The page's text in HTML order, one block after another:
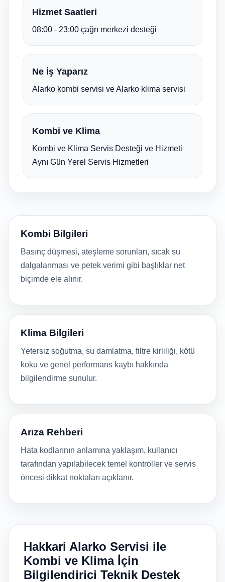
Hizmet Saatleri
08:00 - 23:00 çağrı merkezi desteği
Ne İş Yaparız
Alarko kombi servisi ve Alarko klima servisi
Kombi ve Klima
Kombi ve Klima Servis Desteği ve Hizmeti
Aynı Gün Yerel Servis Hizmetleri
Kombi Bilgileri
Basınç düşmesi, ateşleme sorunları, sıcak su
dalgalanması ve petek verimi gibi başlıklar net
biçimde ele alınır.
Klima Bilgileri
Yetersiz soğutma, su damlatma, filtre kirliliği, kötü
koku ve genel performans kaybı hakkında
bilgilendirme sunulur.
Arıza Rehberi
Hata kodlarının anlamına yaklaşım, kullanıcı
tarafından yapılabilecek temel kontroller ve servis
öncesi dikkat noktaları açıklanır.
Hakkari Alarko Servisi ile
Kombi ve Klima İçin
Bilgilendirici Teknik Destek